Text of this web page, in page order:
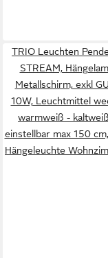
TRIO Leuchten
STREAM,
Metallschirm, exkl
10W, Leuchtmittel
warmweiß -
einstellbar max 150
Hängeleuchte